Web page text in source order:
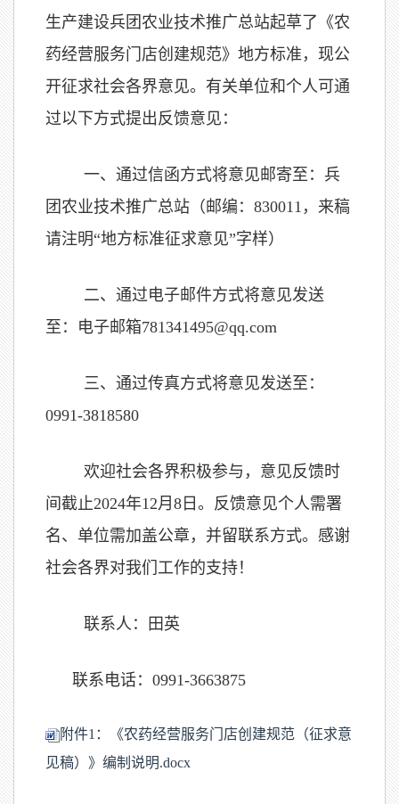
生产建设兵团农业技术推广总站起草了《农
药经营服务门店创建规范》地方标准，现公
开征求社会各界意见。有关单位和个人可通
过以下方式提出反馈意见：
一、通过信函方式将意见邮寄至：兵
团农业技术推广总站（邮编：830011，来稿
请注明“地方标准征求意见”字样）
二、通过电子邮件方式将意见发送
至：电子邮箱781341495@qq.com
三、通过传真方式将意见发送至：
0991-3818580
欢迎社会各界积极参与，意见反馈时
间截止2024年12月8日。反馈意见个人需署
名、单位需加盖公章，并留联系方式。感谢
社会各界对我们工作的支持！
联系人：田英
联系电话：0991-3663875
附件1：《农药经营服务门店创建规范（征求意
见稿）》编制说明.docx